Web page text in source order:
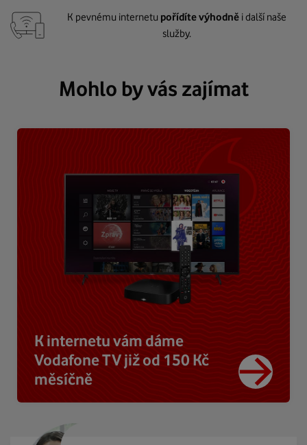
K pevnému internetu pořídíte výhodně i další naše
služby.
Mohlo by vás zajímat
K internetu vám dáme
Vodafone TV již od 150 Kč
měsíčně